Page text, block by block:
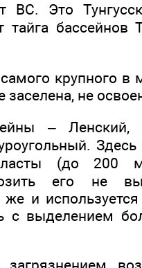
ВС. Это
тайга бассейнов
крупного
не
– Ленский,
(до 200
его не
и
с выделением